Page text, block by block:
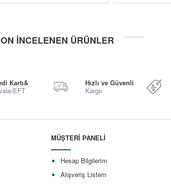
İNCELENEN ÜRÜNLER
Kartı&
EFT
Hızlı ve Güvenli
Kargo
MÜŞTERİ PANELİ
Hesap Bilgilerim
Alışveriş Listem